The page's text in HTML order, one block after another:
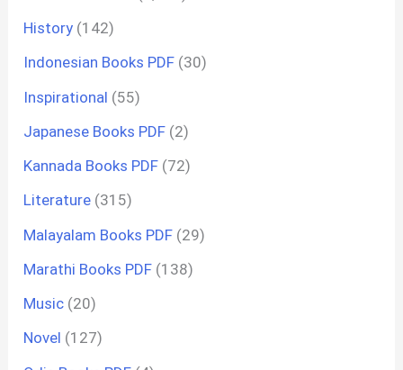
History (142)
Indonesian Books PDF (30)
Inspirational (55)
Japanese Books PDF (2)
Kannada Books PDF (72)
Literature (315)
Malayalam Books PDF (29)
Marathi Books PDF (138)
Music (20)
Novel (127)